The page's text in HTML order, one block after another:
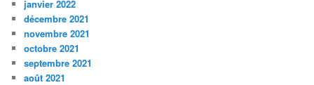
janvier 2022
décembre 2021
novembre 2021
octobre 2021
septembre 2021
août 2021